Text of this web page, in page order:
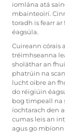
iomlána atá
mbainteoirí.
toradh is fearr
éagsúla.
Cuireann córais
tréimhseanna
sholáthar an
phatrúin na
lucht oibre an
do réigiúin
bog timpeall na
íochtarach den
cumas leis an
agus go